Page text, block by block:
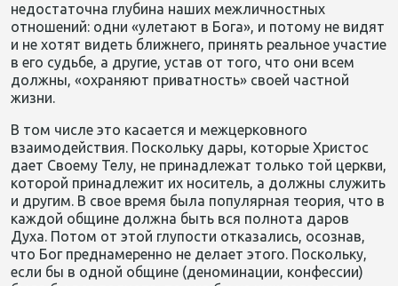
недостаточна глубина наших межличностных
отношений: одни «улетают в Бога», и потому не видят
и не хотят видеть ближнего, принять реальное участие
в его судьбе, а другие, устав от того, что они всем
должны, «охраняют приватность» своей частной
жизни.
В том числе это касается и межцерковного
взаимодействия. Поскольку дары, которые Христос
дает Своему Телу, не принадлежат только той церкви,
которой принадлежит их носитель, а должны служить
и другим. В свое время была популярная теория, что в
каждой общине должна быть вся полнота даров
Духа. Потом от этой глупости отказались, осознав,
что Бог преднамеренно не делает этого. Поскольку,
если бы в одной общине (деноминации, конфессии)